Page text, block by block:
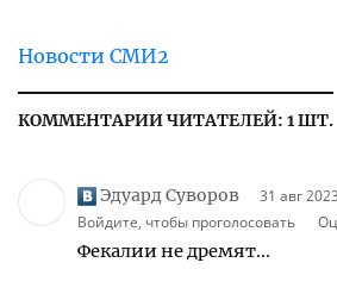
Новости СМИ2
КОММЕНТАРИИ ЧИТАТЕЛЕЙ: 1 ШТ.
Эдуард Суворов
31 авг
Войдите, чтобы проголосовать
Фекалии не дремят...